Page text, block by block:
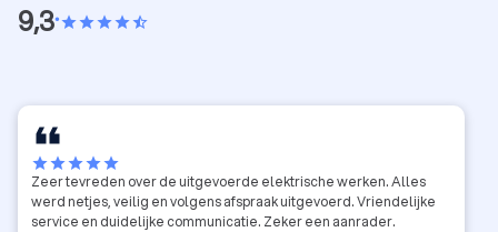
9,3•starstarstarstarstar_half
starstarstarstarstar
Zeer tevreden over de uitgevoerde elektrische werken. Alles
werd netjes, veilig en volgens afspraak uitgevoerd. Vriendelijke
service en duidelijke communicatie. Zeker een aanrader.